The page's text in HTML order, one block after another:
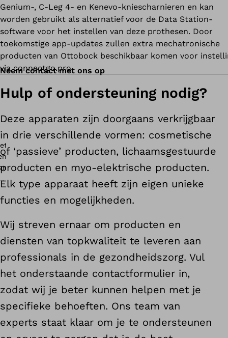
Genium-, C-Leg 4- en Kenevo-kniescharnieren en kan
worden gebruikt als alternatief voor de Data Station-
software voor het instellen van deze prothesen. Door
toekomstige app-updates zullen extra mechatronische
producten van Ottobock beschikbaar komen voor
via connectgo.pro.
Neem contact met ons op
Hulp of ondersteuning nodig?
Deze apparaten zijn doorgaans verkrijgbaar
in drie verschillende vormen: cosmetische
of ‘passieve’ producten, lichaamsgestuurde
producten en myo-elektrische producten.
Elk type apparaat heeft zijn eigen unieke
functies en mogelijkheden.
Wij streven ernaar om producten en
diensten van topkwaliteit te leveren aan
professionals in de gezondheidszorg. Vul
het onderstaande contactformulier in,
zodat wij je beter kunnen helpen met je
specifieke behoeften. Ons team van
experts staat klaar om je te ondersteunen